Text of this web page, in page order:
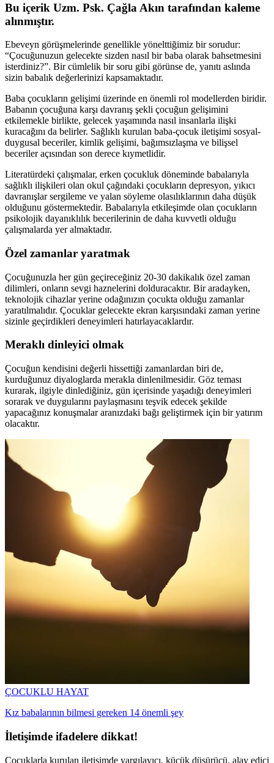
Bu içerik Uzm. Psk. Çağla Akın tarafından kaleme
alınmıştır.
Ebeveyn görüşmelerinde genellikle yönelttiğimiz bir sorudur:
“Çocuğunuzun gelecekte sizden nasıl bir baba olarak bahsetmesini
isterdiniz?”. Bir cümlelik bir soru gibi görünse de, yanıtı aslında
sizin babalık değerlerinizi kapsamaktadır.
Baba çocukların gelişimi üzerinde en önemli rol modellerden biridir.
Babanın çocuğuna karşı davranış şekli çocuğun gelişimini
etkilemekle birlikte, gelecek yaşamında nasıl insanlarla ilişki
kuracağını da belirler. Sağlıklı kurulan baba-çocuk iletişimi sosyal-
duygusal beceriler, kimlik gelişimi, bağımsızlaşma ve bilişsel
beceriler açısından son derece kıymetlidir.
Literatürdeki çalışmalar, erken çocukluk döneminde babalarıyla
sağlıklı ilişkileri olan okul çağındaki çocukların depresyon, yıkıcı
davranışlar sergileme ve yalan söyleme olasılıklarının daha düşük
olduğunu göstermektedir. Babalarıyla etkileşimde olan çocukların
psikolojik dayanıklılık becerilerinin de daha kuvvetli olduğu
çalışmalarda yer almaktadır.
Özel zamanlar yaratmak
Çocuğunuzla her gün geçireceğiniz 20-30 dakikalık özel zaman
dilimleri, onların sevgi haznelerini dolduracaktır. Bir aradayken,
teknolojik cihazlar yerine odağınızın çocukta olduğu zamanlar
yaratılmalıdır. Çocuklar gelecekte ekran karşısındaki zaman yerine
sizinle geçirdikleri deneyimleri hatırlayacaklardır.
Meraklı dinleyici olmak
Çocuğun kendisini değerli hissettiği zamanlardan biri de,
kurduğunuz diyaloglarda merakla dinlenilmesidir. Göz teması
kurarak, ilgiyle dinlediğiniz, gün içerisinde yaşadığı deneyimleri
sorarak ve duygularını paylaşmasını teşvik edecek şekilde
yapacağınız konuşmalar aranızdaki bağı geliştirmek için bir yatırım
olacaktır.
ÇOCUKLU HAYAT
Kız babalarının bilmesi gereken 14 önemli şey
İletişimde ifadelere dikkat!
Çocuklarla kurulan iletişimde yargılayıcı, küçük düşürücü, alay edici